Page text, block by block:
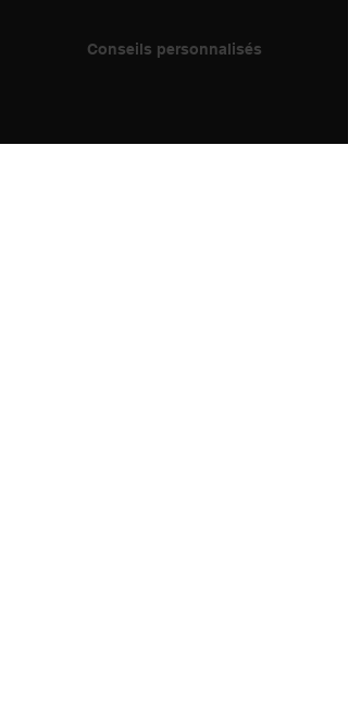
Conseils personnalisés